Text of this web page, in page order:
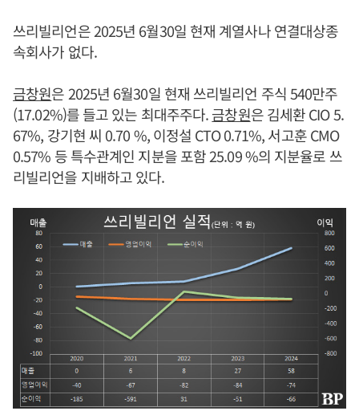
쓰리빌리언은 2025년 6월30일 현재 계열사나 연결대상종
속회사가 없다.
금창원은 2025년 6월30일 현재 쓰리빌리언 주식 540만주
(17.02%)를 들고 있는 최대주주다.금창원은 김세환 CIO 5.
67%, 강기현 씨 0.70 %, 이정설 CTO 0.71%, 서고훈 CMO
0.57% 등 특수관계인 지분을 포함 25.09 %의 지분율로 쓰
리빌리언을 지배하고 있다.